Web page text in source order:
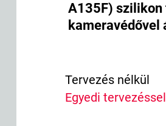
A135F) szilikon
kameravédővel
Tervezés nélkül
Egyedi tervezéssel